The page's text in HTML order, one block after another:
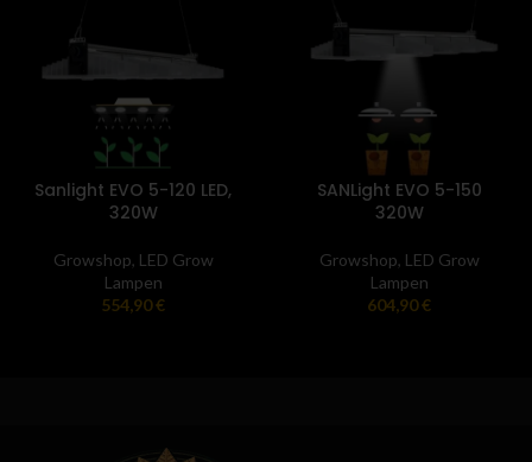
Sanlight EVO 5-120 LED,
320W
Growshop, LED Grow
Lampen
554,90€
SANLight EVO 5-150
320W
Growshop, LED Grow
Lampen
604,90€